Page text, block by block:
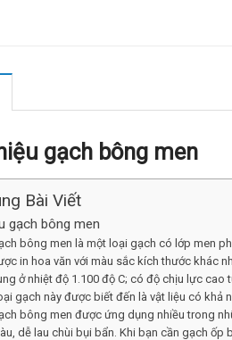
gạch bông men
Bài Viết
gạch bông men
bông men là một loại gạch có lớp men
in hoa văn với màu sắc kích thước khác
ở nhiệt độ 1.100 độ C; có độ chịu lực cao
gạch này được biết đến là vật liệu có khả
bông men được ứng dụng nhiều trong
dễ lau chùi bụi bẩn. Khi bạn cần gạch